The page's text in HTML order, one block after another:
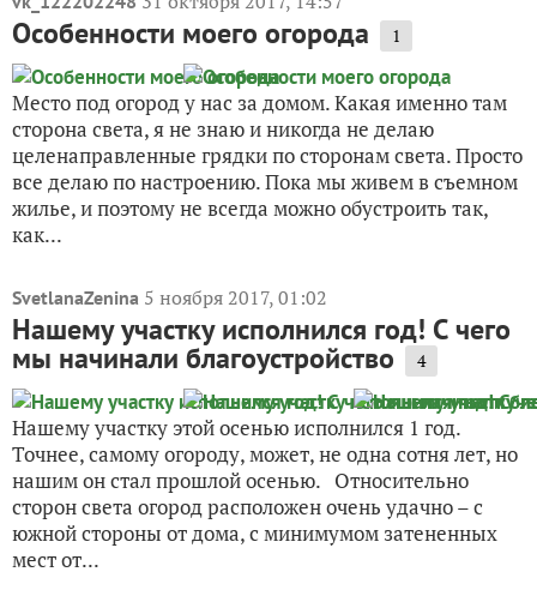
Особенности моего огорода 1
Место под огород у нас за домом. Какая именно там
сторона света, я не знаю и никогда не делаю
целенаправленные грядки по сторонам света. Просто
все делаю по настроению. Пока мы живем в съемном
жилье, и поэтому не всегда можно обустроить так,
как...
SvetlanaZenina 5 ноября 2017, 01:02
Нашему участку исполнился год! С чего
мы начинали благоустройство 4
Нашему участку этой осенью исполнился 1 год.
Точнее, самому огороду, может, не одна сотня лет, но
нашим он стал прошлой осенью. Относительно
сторон света огород расположен очень удачно – с
южной стороны от дома, с минимумом затененных
мест от...